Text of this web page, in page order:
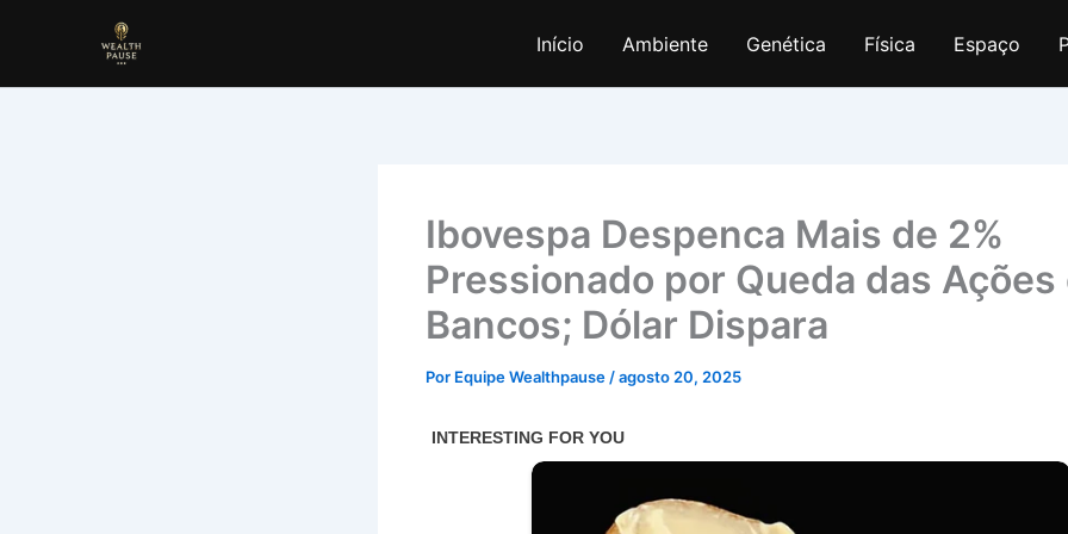
Início Ambiente Genética Física Espaço
Ibovespa Despenca Mais de 2%
Pressionado por Queda das Ações
Bancos; Dólar Dispara
Por Equipe Wealthpause /agosto 20, 2025